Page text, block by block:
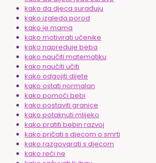
kako da djeca surađuju
kako izgleda porod
kako je mama
kako motivirati učenike
kako napreduje beba
kako naučiti matematiku
kako naučiti učiti
kako odgojiti dijete
kako ostati normalan
kako pomoći bebi
kako postaviti granice
kako potaknuti mlijeko
kako pratiti bebin razvoj
kako pričati s djecom o smrti
kako razgovarati s djecom
kako reći ne